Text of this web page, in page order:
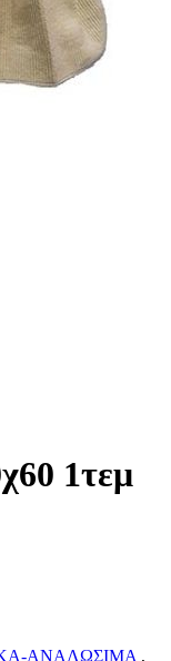
1τεμ
ΑΝΑΛΩΣΙΜΑ ,